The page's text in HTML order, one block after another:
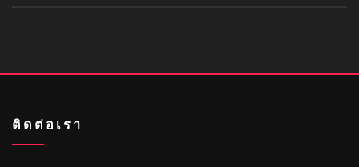
ติดต่อเรา